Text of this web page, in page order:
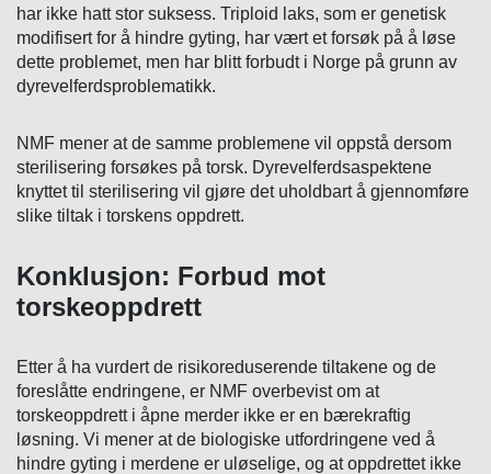
har ikke hatt stor suksess. Triploid laks, som er genetisk
modifisert for å hindre gyting, har vært et forsøk på å løse
dette problemet, men har blitt forbudt i Norge på grunn av
dyrevelferdsproblematikk.
NMF mener at de samme problemene vil oppstå dersom
sterilisering forsøkes på torsk. Dyrevelferdsaspektene
knyttet til sterilisering vil gjøre det uholdbart å gjennomføre
slike tiltak i torskens oppdrett.
Konklusjon: Forbud mot
torskeoppdrett
Etter å ha vurdert de risikoreduserende tiltakene og de
foreslåtte endringene, er NMF overbevist om at
torskeoppdrett i åpne merder ikke er en bærekraftig
løsning. Vi mener at de biologiske utfordringene ved å
hindre gyting i merdene er uløselige, og at oppdrettet ikke